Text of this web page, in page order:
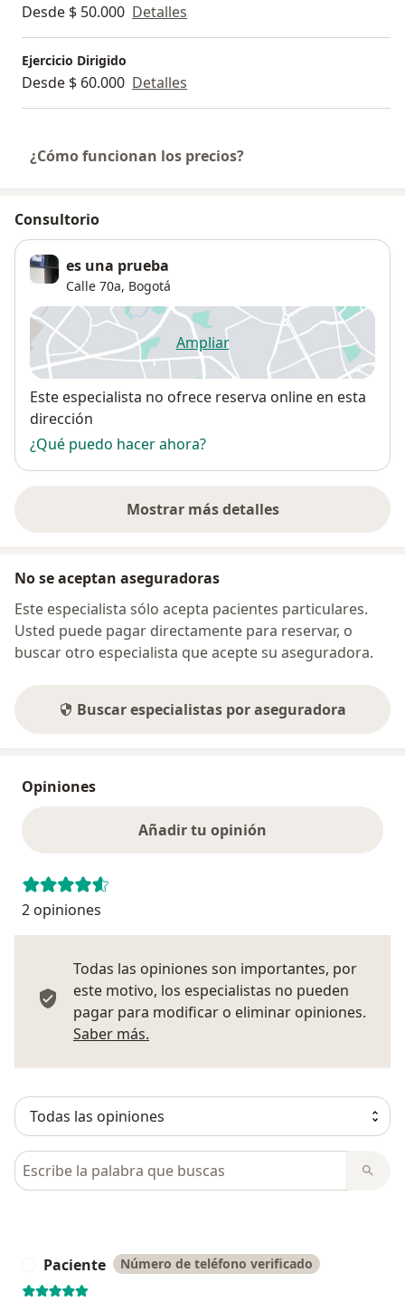
Desde $ 50.000 Detalles
Ejercicio Dirigido
Desde $ 60.000 Detalles
¿Cómo funcionan los precios?
Consultorio
es una prueba
Calle 70a, Bogotá
Ampliarse abre en una nueva
Disponibilidad
Este especialista no ofrece reserva online en esta
dirección
¿Qué puedo hacer ahora?
Mostrar más detalles
sobre la dirección
No se aceptan aseguradoras
Este especialista sólo acepta pacientes particulares.
Usted puede pagar directamente para reservar, o
buscar otro especialista que acepte su aseguradora.
Buscar especialistas por aseguradora
Opiniones
Añadir tu opinión
2 opiniones
Todas las opiniones son importantes, por
este motivo, los especialistas no pueden
pagar para modificar o eliminar opiniones.
Saber más.
Busca en opiniones
Paciente Número de teléfono verificado